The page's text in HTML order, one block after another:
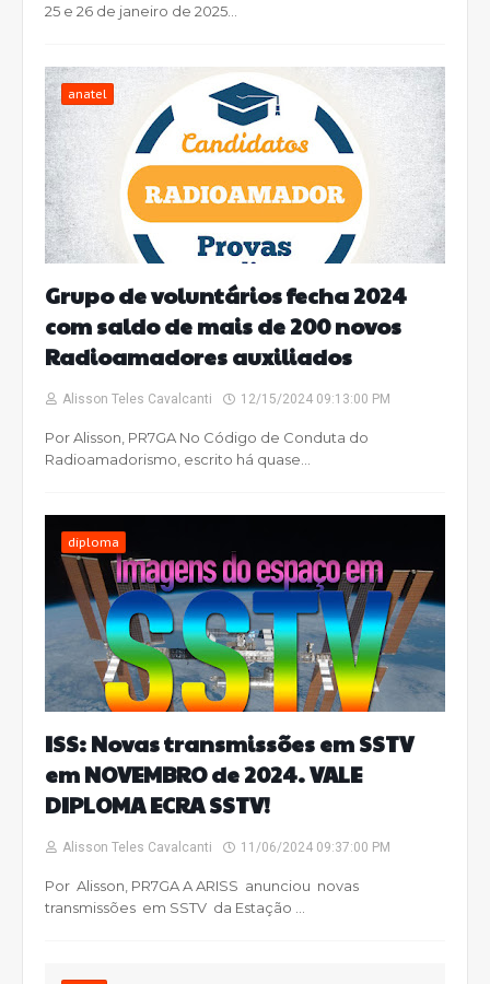
25 e 26 de janeiro de 2025…
anatel
Grupo de voluntários fecha 2024
com saldo de mais de 200 novos
Radioamadores auxiliados
Alisson Teles Cavalcanti 12/15/2024 09:13:00 PM
Por Alisson, PR7GA No Código de Conduta do
Radioamadorismo, escrito há quase…
diploma
ISS: Novas transmissões em SSTV
em NOVEMBRO de 2024. VALE
DIPLOMA ECRA SSTV!
Alisson Teles Cavalcanti 11/06/2024 09:37:00 PM
Por Alisson, PR7GA A ARISS anunciou novas
transmissões em SSTV da Estação …